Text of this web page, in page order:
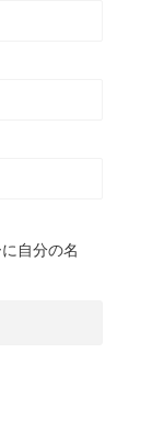
自分の名